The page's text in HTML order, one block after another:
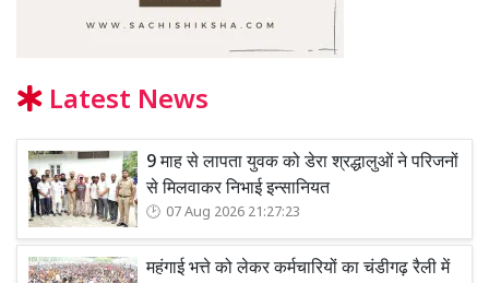
Latest News
9 माह से लापता युवक को डेरा श्रद्धालुओं ने परिजनों
से मिलवाकर निभाई इन्सानियत
07 Aug 2026 21:27:23
महंगाई भत्ते को लेकर कर्मचारियों का चंडीगढ़ रैली में